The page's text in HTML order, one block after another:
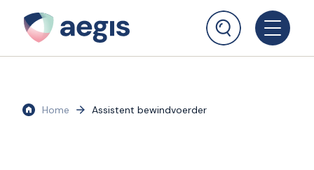
Home Assistent bewindvoerder